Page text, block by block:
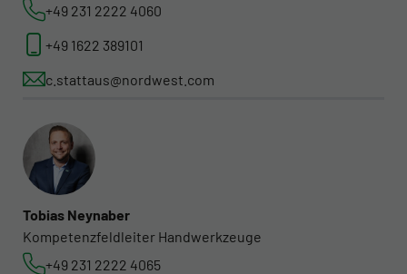
+49 231 2222 4060
+49 1622 389101
c.stattaus@nordwest.com
Tobias Neynaber
Kompetenzfeldleiter Handwerkzeuge
+49 231 2222 4065